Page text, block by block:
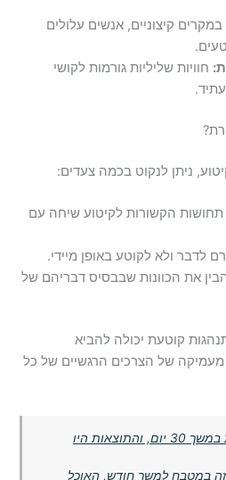
במקרים קיצוניים, אנשים עלולים
חוויות שליליות גורמות לקושי
ניתן לנקוט בכמה צעדים:
הקשורות לקיטוע שיחה עם
לדבר ולא לקוטע באופן מיידי.
את הכוונות שבבסיס דבריהם של
קוטעת יכולה להביא
של הצרכים הרגשיים של כל
שחזרתי את הנהרות במשך 30 יום, והתוצאות היו
במטבח למשך חודש, האוכל